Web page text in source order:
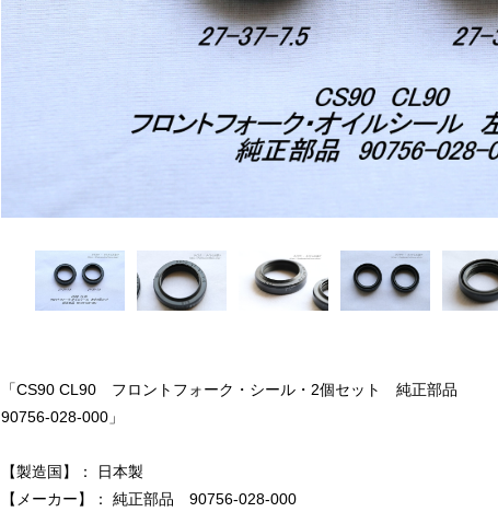
「CS90 CL90 フロントフォーク・シール・2個セット 純正部品
90756-028-000」
【製造国】： 日本製
【メーカー】： 純正部品 90756-028-000